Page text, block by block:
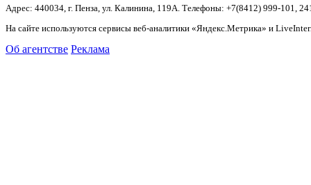
Адрес: 440034, г. Пенза, ул. Калинина, 119А. Телефоны: +7(8412) 999-101,
На сайте используются сервисы веб-аналитики «Яндекс.Метрика» и
Об агентстве Реклама